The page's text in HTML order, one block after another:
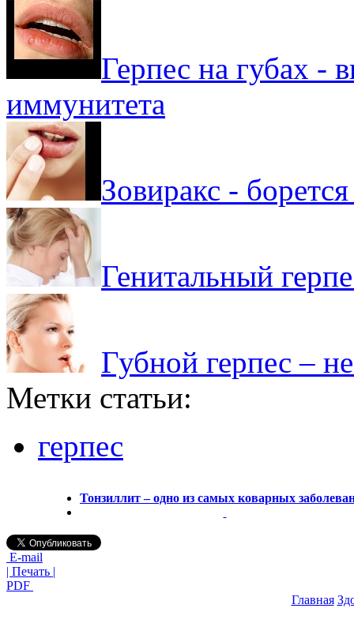
Герпес на губах -
иммунитета
Зовиракс -
Генитальный
Губной герпес –
Метки статьи:
герпес
Тонзиллит – одно из самых коварных
E-mail
| Печать |
PDF
Главная